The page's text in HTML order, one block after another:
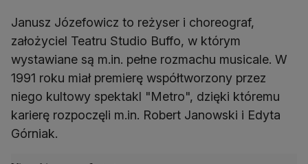
Janusz Józefowicz to reżyser i choreograf,
założyciel Teatru Studio Buffo, w którym
wystawiane są m.in. pełne rozmachu musicale. W
1991 roku miał premierę współtworzony przez
niego kultowy spektakl "Metro", dzięki któremu
karierę rozpoczęli m.in. Robert Janowski i Edyta
Górniak.